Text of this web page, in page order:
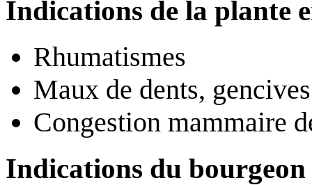
Indications de la plante
Rhumatismes
Maux de dents,
Congestion mammaire
Indications du